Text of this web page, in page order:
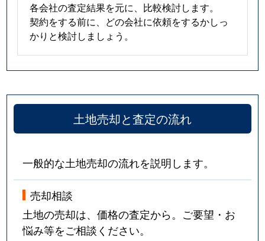
各会社の査定結果を元に、比較検討します。
契約をする前に、どの会社に依頼をするかしっ
かりと検討しましょう。
土地売却と査定の流れ
一般的な土地売却の流れを説明します。
売却相談
土地の売却は、価格の査定から。ご要望・お
悩み等をご相談ください。